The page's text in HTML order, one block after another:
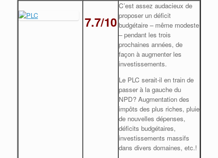
7.7/10
C’est assez audacieux de
proposer un déficit
budgétaire – même modeste
– pendant les trois
prochaines années, de
façon à augmenter les
investissements.
Le PLC serait-il en train de
passer à la gauche du
NPD? Augmentation des
impôts des plus riches, pluie
de nouvelles dépenses,
déficits budgétaires,
investissements massifs
dans divers domaines, etc.!